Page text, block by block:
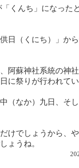
くんち」になった
日（くにち）」か
阿蘇神社系統の神社
に祭りが行われてい
（なか）九日、そ
けでしょうから、
ょうね。